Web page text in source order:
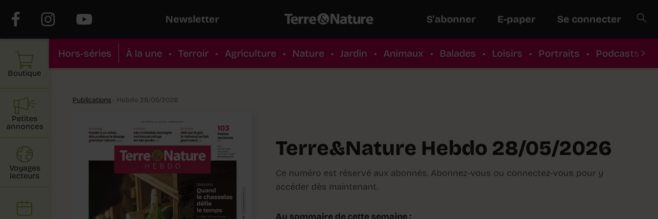
Newsletter S'abonner E-paper Se connecter
Hors-séries À la une • Terroir • Agriculture • Nature • Jardin • Animaux • Balades • Loisirs • Portraits • Podcasts
Publications Hebdo 28/05/2026
Terre&Nature Hebdo 28/05/2026
Ce numéro est réservé aux abonnés. Abonnez-vous ou connectez-vous pour y
accéder dès maintenant.
Au sommaire de cette semaine :
Boutique
Petites
annonces
Voyages
lecteurs